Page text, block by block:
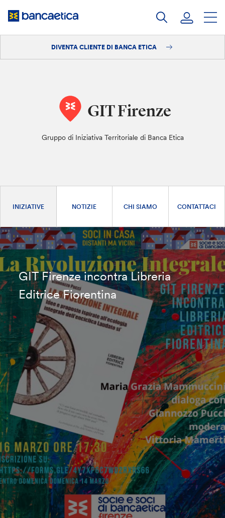
DIVENTA CLIENTE DI BANCA ETICA
GIT Firenze
Gruppo di Iniziativa Territoriale di Banca Etica
INIZIATIVE NOTIZIE CHI SIAMO CONTATTACI
GIT Firenze incontra Libreria
Editrice Fiorentina